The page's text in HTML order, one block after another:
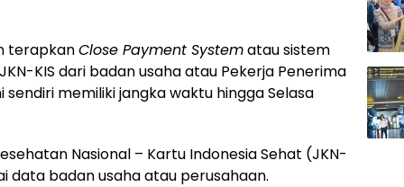
terapkanClose Payment Systematau sistem
KIS dari badan usaha atau Pekerja Penerima
memiliki jangka waktu hingga Selasa
Nasional – Kartu Indonesia Sehat (JKN-
data badan usaha atau perusahaan.